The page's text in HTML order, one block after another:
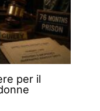
per il